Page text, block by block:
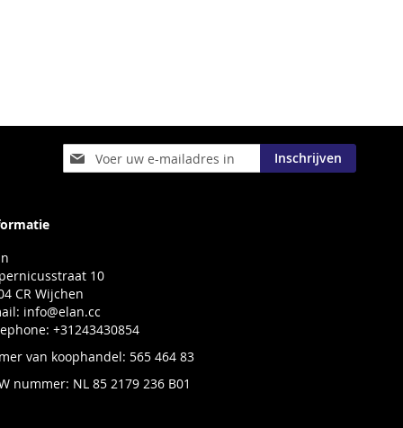
Abonneer
u
Inschrijven
10
CR Wijchen
info@elan.cc
+31243430854
van koophandel: 565 464 83
nummer: NL 85 2179 236 B01